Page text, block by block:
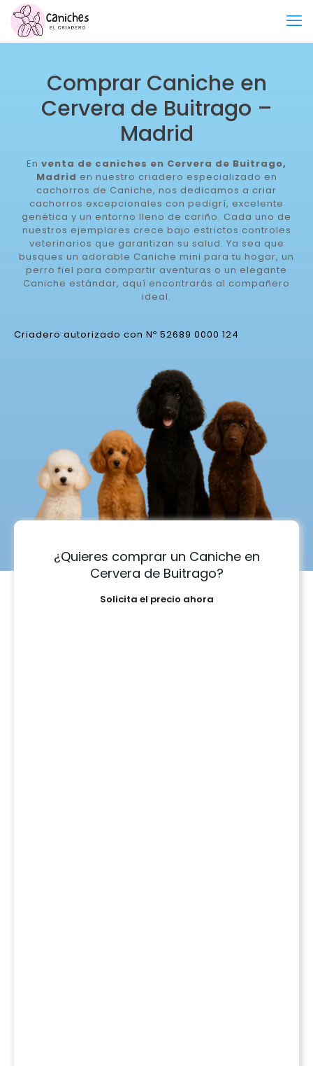
Comprar Caniche en
Cervera de Buitrago –
Madrid
En venta de caniches en Cervera de Buitrago,
Madrid en nuestro criadero especializado en
cachorros de Caniche, nos dedicamos a criar
cachorros excepcionales con pedigrí, excelente
genética y un entorno lleno de cariño. Cada uno de
nuestros ejemplares crece bajo estrictos controles
veterinarios que garantizan su salud. Ya sea que
busques un adorable Caniche mini para tu hogar, un
perro fiel para compartir aventuras o un elegante
Caniche estándar, aquí encontrarás al compañero
ideal.
Criadero autorizado con Nº 52689 0000 124
¿Quieres comprar un Caniche en
Cervera de Buitrago?
Solicita el precio ahora